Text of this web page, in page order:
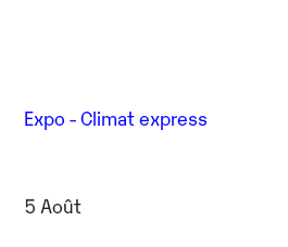
Expo - Climat express
5 Août